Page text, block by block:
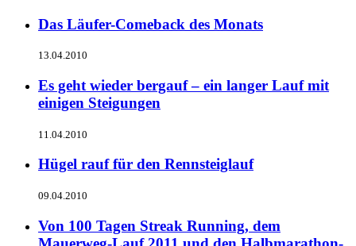
Das Läufer-Comeback des Monats
13.04.2010
Es geht wieder bergauf – ein langer Lauf mit
einigen Steigungen
11.04.2010
Hügel rauf für den Rennsteiglauf
09.04.2010
Von 100 Tagen Streak Running, dem